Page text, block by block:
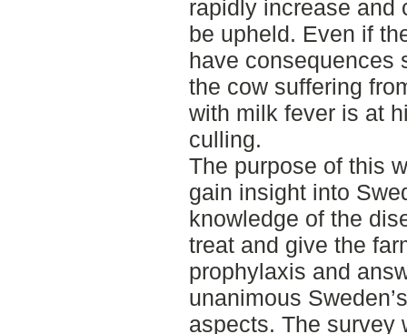
rapidly increase and
be upheld. Even if
have consequences
the cow suffering
with milk fever is at
culling.
The purpose of this
gain insight into
knowledge of the
treat and give the
prophylaxis and
unanimous
aspects. The survey